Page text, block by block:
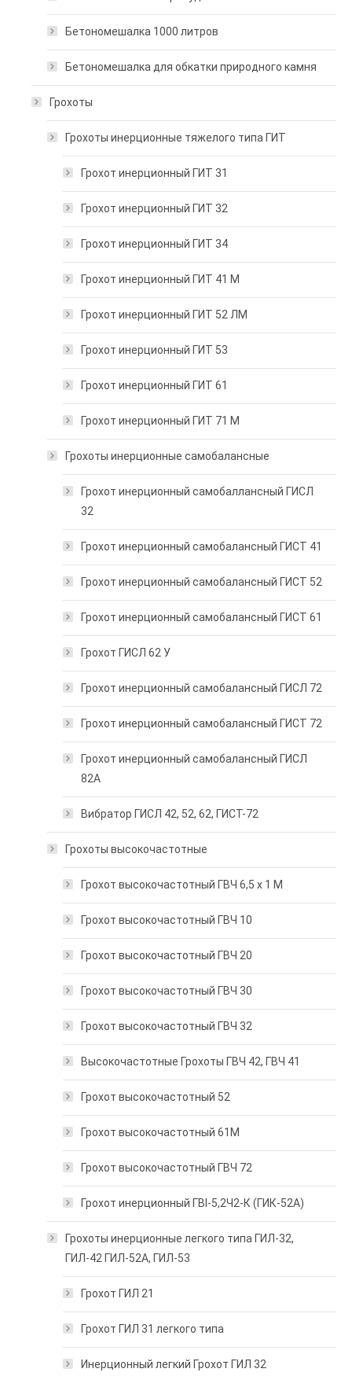
Бетономешалка 1000 литров
Бетономешалка для обкатки природного камня
Грохоты
Грохоты инерционные тяжелого типа ГИТ
Грохот инерционный ГИТ 31
Грохот инерционный ГИТ 32
Грохот инерционный ГИТ 34
Грохот инерционный ГИТ 41 М
Грохот инерционный ГИТ 52 ЛМ
Грохот инерционный ГИТ 53
Грохот инерционный ГИТ 61
Грохот инерционный ГИТ 71 М
Грохоты инерционные самобалансные
Грохот инерционный самобаллансный ГИСЛ
32
Грохот инерционный самобалансный ГИСТ 41
Грохот инерционный самобалансный ГИСТ 52
Грохот инерционный самобалансный ГИСТ 61
Грохот ГИСЛ 62 У
Грохот инерционный самобалансный ГИСЛ 72
Грохот инерционный самобалансный ГИСТ 72
Грохот инерционный самобалансный ГИСЛ
82А
Вибратор ГИСЛ 42, 52, 62, ГИСТ-72
Грохоты высокочастотные
Грохот высокочастотный ГВЧ 6,5 х 1 М
Грохот высокочастотный ГВЧ 10
Грохот высокочастотный ГВЧ 20
Грохот высокочастотный ГВЧ 30
Грохот высокочастотный ГВЧ 32
Высокочастотные Грохоты ГВЧ 42, ГВЧ 41
Грохот высокочастотный 52
Грохот высокочастотный 61М
Грохот высокочастотный ГВЧ 72
Грохот инерционный ГВI-5,2Ч2-К (ГИК-52А)
Грохоты инерционные легкого типа ГИЛ-32,
ГИЛ-42 ГИЛ-52А, ГИЛ-53
Грохот ГИЛ 21
Грохот ГИЛ 31 легкого типа
Инерционный легкий Грохот ГИЛ 32